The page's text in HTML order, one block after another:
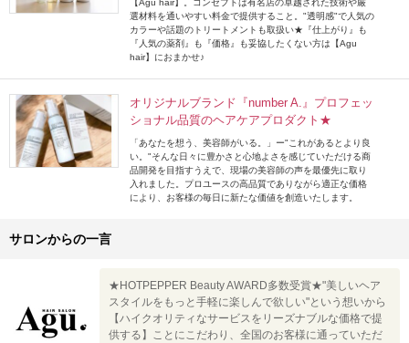
【Agu hair】。コンセプトは有名店の卓越された技術や厳
選材料を通いやすい料金で提供すること。"透明感"で人気の
カラーや話題のトリートメントも取扱い★『仕上がり』も
『人気の薬剤』も『価格』も妥協したくない方は【Agu
hair】におまかせ♪
オリジナルブランド『number A.』プロフェッ
ショナル品質のヘアケアプロダクト★
「あなたを想う、美容師がいる。」ー"これがあるとより良
い。"そんな日々に豊かさと心地よさを感じていただける商
品開発を目指すうえで、現場の美容師の声を最優先に取り
入れました。プロユースの高品質でありながら適正な価格
により、お客様の毎日に新たな価値を創造いたします。
サロンからの一言
★HOTPEPPER Beauty AWARD多数受賞★"美しいヘア
スタイルをもっと手軽に楽しんで欲しい"という想いから
【ハイクオリティなサービスをリーズナブルな価格で提
供する】ことにこだわり、全国のお客様に通っていただ